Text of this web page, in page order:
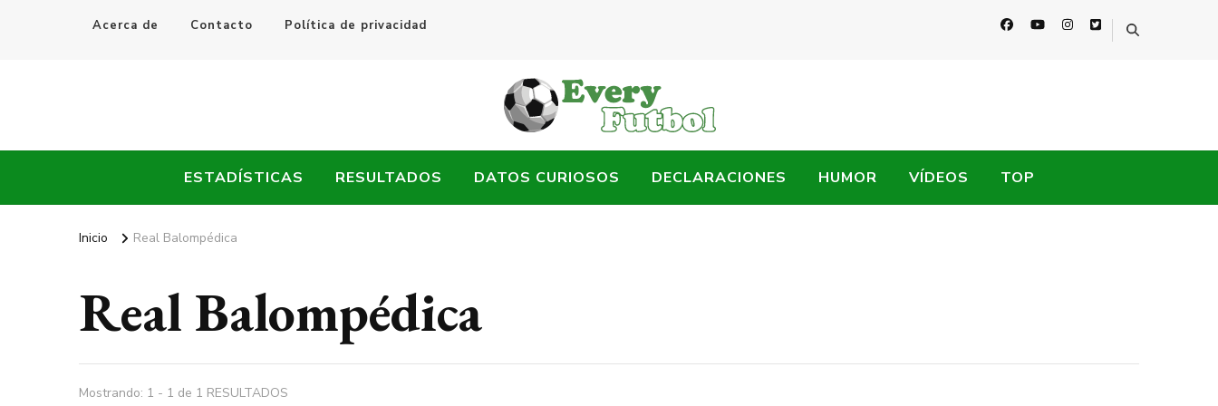
Acerca de Contacto Política de privacidad
Every Fútbol
ESTADÍSTICAS RESULTADOS DATOS CURIOSOS DECLARACIONES HUMOR VÍDEOS TOP
Inicio Real Balompédica
Real Balompédica
Mostrando: 1 - 1 de 1 RESULTADOS